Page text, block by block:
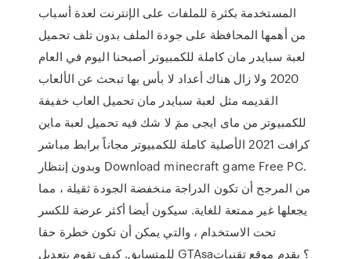
المستخدمة بكثرة للملفات على الإنترنت لعدة أسباب
من أهمها المحافظة على جودة الملف بدون تلف تحميل
لعبة سبايدر مان كاملة للكمبيوتر أصبحنا اليوم في العام
2020 ولا زال هناك أعداد لا بأس بها تبحث عن الألعاب
القديمه مثل لعبة سبايدر مان تحميل العاب خفيفة
للكمبيوتر من ماى ايجى ممَ لا شك فيه تحميل لعبة ماين
كرافت 2021 الأصلية كاملة للكمبيوتر مجاناً برابط مباشر
وبدون إنتظار Download minecraft game Free PC.
من المرجح أن تكون الدراجة منخفضة الجودة ثقيلة ، مما
يجعلها غير ممتعة للغاية. سيكون أيضا أكثر عرضة للكسر
تحت الاستخدام ، والتي يمكن أن تكون خطرة حقا
للمتسابق. كيف تقوم بتعديل GTAsa؟ يقدم موقع تقنيات